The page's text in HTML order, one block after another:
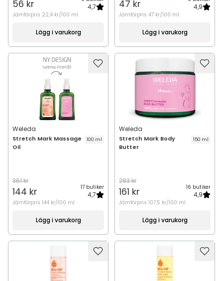
56 kr 4,7
Jämförpris 22,4 kr/100 ml
Lägg i varukorg
47 kr 4,9
Jämförpris 47 kr/100 ml
Lägg i varukorg
Weleda
Stretch Mark Massage
Oil
100 ml
361 kr
144 kr 17 butiker
4,7
Jämförpris 144 kr/100 ml
Lägg i varukorg
Weleda
Stretch Mark Body
Butter
150 ml
283 kr
161 kr 16 butiker
4,9
Jämförpris 107,5 kr/100 ml
Lägg i varukorg